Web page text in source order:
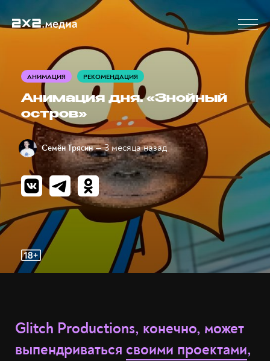
АНИМАЦИЯ РЕКОМЕНДАЦИЯ
Анимация дня. «Знойный
остров»
Семён Трясин — 3 месяца назад
Glitch Productions, конечно, может
выпендриваться своими проектами,